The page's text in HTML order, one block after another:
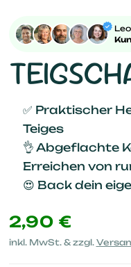
✅ Praktischer
Teiges
👌 Abgeflachte
Erreichen von
😍 Back dein
2,90 €
inkl. MwSt. & zzgl.